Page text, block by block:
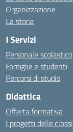
Organizzazione
La storia
I Servizi
Personale scolastico
Famiglie e studenti
Percorsi di studio
Didattica
Offerta formativa
I progetti delle classi